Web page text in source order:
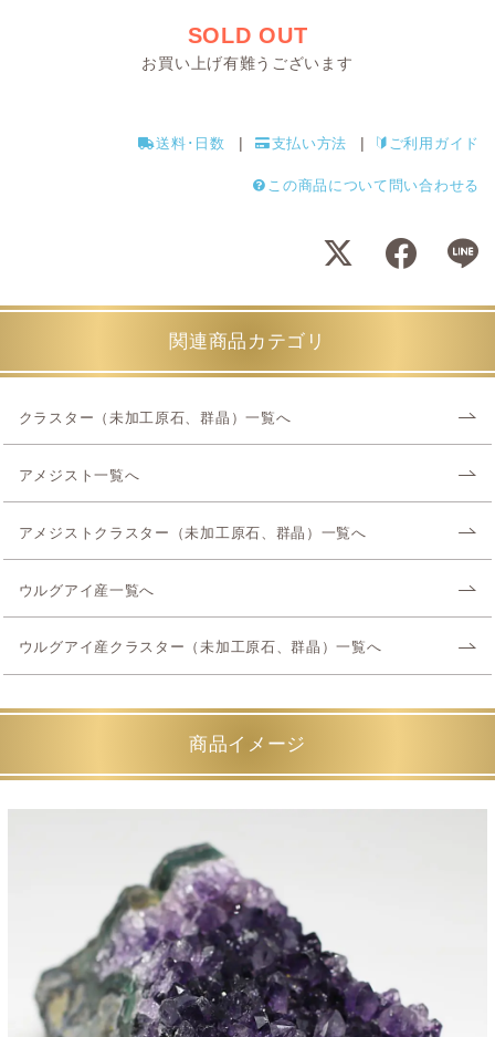
SOLD OUT
お買い上げ有難うございます
送料･日数 支払い方法 ご利用ガイド
この商品について問い合わせる
関連商品カテゴリ
クラスター（未加工原石、群晶）一覧へ
アメジスト一覧へ
アメジストクラスター（未加工原石、群晶）一覧へ
ウルグアイ産一覧へ
ウルグアイ産クラスター（未加工原石、群晶）一覧へ
商品イメージ